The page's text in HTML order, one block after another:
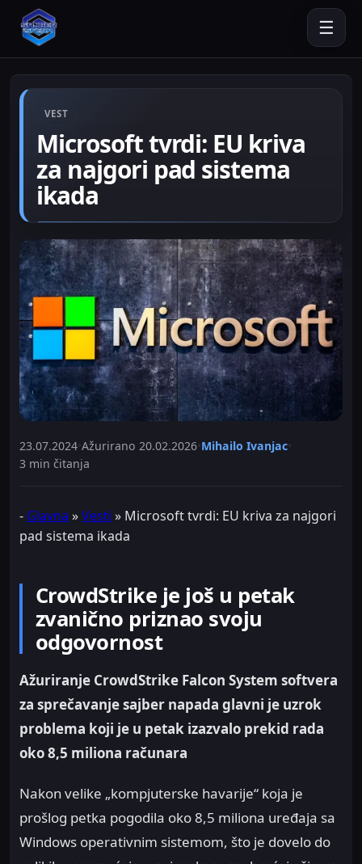
☰
VEST
Microsoft tvrdi: EU kriva
za najgori pad sistema
ikada
23.07.2024 Ažurirano 20.02.2026 Mihailo Ivanjac
3 min čitanja
- Glavna »Vesti » Microsoft tvrdi: EU kriva za najgori
pad sistema ikada
CrowdStrike je još u petak
zvanično priznao svoju
odgovornost
Ažuriranje CrowdStrike Falcon System softvera
za sprečavanje sajber napada glavni je uzrok
problema koji je u petak izazvalo prekid rada
oko 8,5 miliona računara
Nakon velike „kompjuterske havarije“ koja je
prošlog petka pogodila oko 8,5 miliona uređaja sa
Windows operativnim sistemom, što je dovelo do